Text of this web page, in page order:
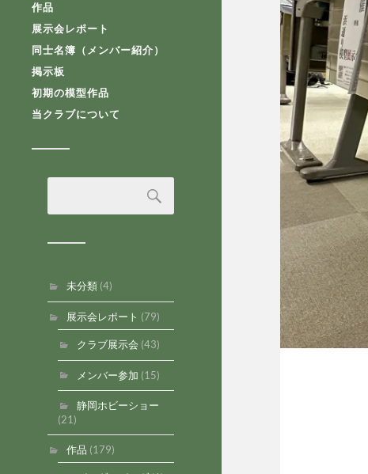
作品
展示会レポート
同士名簿（メンバー紹介）
掲示板
初期の模型作品
当クラブについて
未分類 (4)
展示会レポート (79)
クラブ展示会 (43)
メンバー参加 (15)
静岡ホビーショー
(21)
作品 (179)